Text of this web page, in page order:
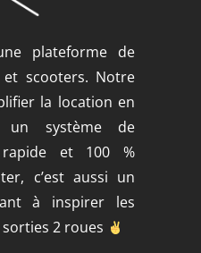
plateforme de
scooters. Notre
la location en
un système de
rapide et 100 %
c’est aussi un
à inspirer les
2 roues